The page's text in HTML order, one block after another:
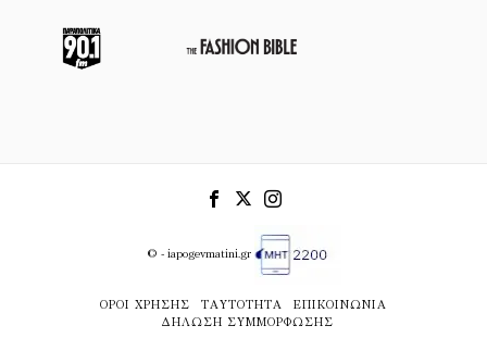
© - iapogevmatini.gr
ΌΡΟΙ ΧΡΉΣΗΣ ΤΑΥΤΌΤΗΤΑ
ΕΠΙΚΟΙΝΩΝΊΑ
ΔΉΛΩΣΗ ΣΥΜΜΌΡΦΩΣΗΣ